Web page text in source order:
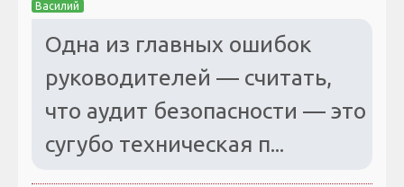
Василий
Одна из главных ошибок
руководителей — считать,
что аудит безопасности — это
сугубо техническая п...